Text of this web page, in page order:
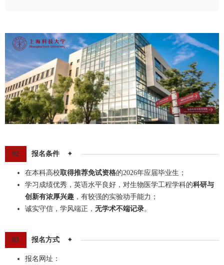
02 报名条件 ✦
在本科高校取得推荐免试资格的2026年应届毕业生；
学习成绩优秀，英语水平良好，对生物医学工程学科的科研与
创新有浓厚兴趣 ，有较强的实验动手能力；
诚实守信，学风端正， 无学术不端记录。
03 报名方式 ✦
报名网址：